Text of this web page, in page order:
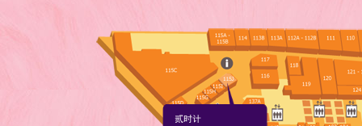
贰时计